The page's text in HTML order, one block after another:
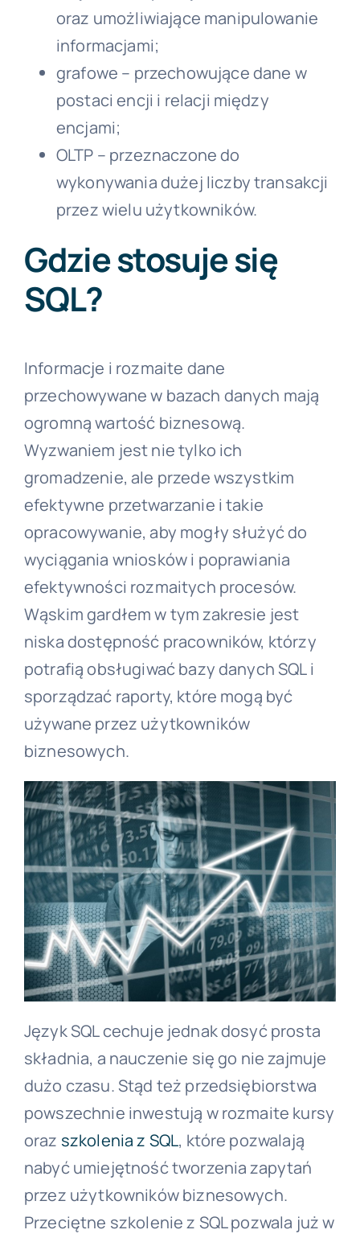
oraz umożliwiające manipulowanie
informacjami;
grafowe – przechowujące dane w
postaci encji i relacji między
encjami;
OLTP – przeznaczone do
wykonywania dużej liczby transakcji
przez wielu użytkowników.
Gdzie stosuje się
SQL?
Informacje i rozmaite dane
przechowywane w bazach danych mają
ogromną wartość biznesową.
Wyzwaniem jest nie tylko ich
gromadzenie, ale przede wszystkim
efektywne przetwarzanie i takie
opracowywanie, aby mogły służyć do
wyciągania wniosków i poprawiania
efektywności rozmaitych procesów.
Wąskim gardłem w tym zakresie jest
niska dostępność pracowników, którzy
potrafią obsługiwać bazy danych SQL i
sporządzać raporty, które mogą być
używane przez użytkowników
biznesowych.
Język SQL cechuje jednak dosyć prosta
składnia, a nauczenie się go nie zajmuje
dużo czasu. Stąd też przedsiębiorstwa
powszechnie inwestują w rozmaite kursy
oraz szkolenia z SQL, które pozwalają
nabyć umiejętność tworzenia zapytań
przez użytkowników biznesowych.
Przeciętne szkolenie z SQL pozwala już w